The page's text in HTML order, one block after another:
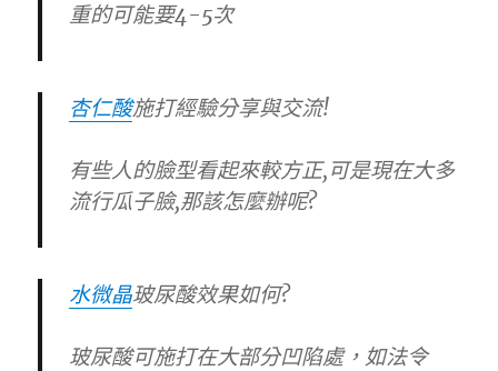
重的可能要4-5次
杏仁酸施打經驗分享與交流!
有些人的臉型看起來較方正,可是現在大多
流行瓜子臉,那該怎麼辦呢?
水微晶玻尿酸效果如何?
玻尿酸可施打在大部分凹陷處，如法令